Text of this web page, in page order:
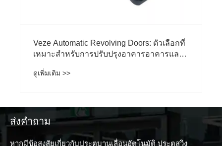
ส่งคำถาม
หากมีข้อสงสัยเกี่ยวกับประตูบานเลื่อนอัตโนมัติ ประตูสวิง